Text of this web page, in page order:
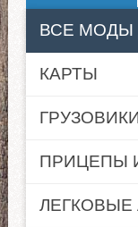
ВСЕ МОДЫ
КАРТЫ
ГРУЗОВИКИ
ПРИЦЕПЫ